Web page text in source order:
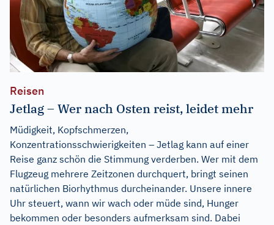
Reisen
Jetlag – Wer nach Osten reist, leidet mehr
Müdigkeit, Kopfschmerzen,
Konzentrationsschwierigkeiten – Jetlag kann auf einer
Reise ganz schön die Stimmung verderben. Wer mit dem
Flugzeug mehrere Zeitzonen durchquert, bringt seinen
natürlichen Biorhythmus durcheinander. Unsere innere
Uhr steuert, wann wir wach oder müde sind, Hunger
bekommen oder besonders aufmerksam sind. Dabei